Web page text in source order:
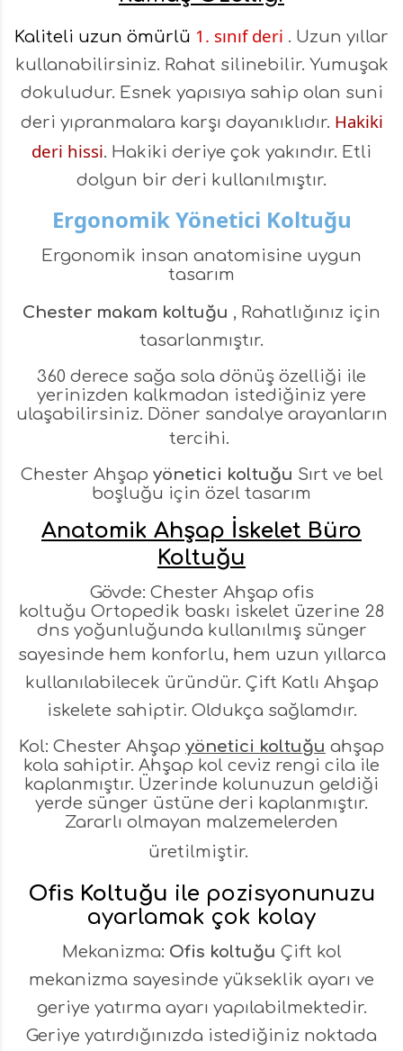
Kaliteli uzun ömürlü 1. sınıf deri . Uzun yıllar
kullanabilirsiniz. Rahat silinebilir. Yumuşak
dokuludur. Esnek yapısıya sahip olan suni
deri yıpranmalara karşı dayanıklıdır. Hakiki
deri hissi. Hakiki deriye çok yakındır. Etli
dolgun bir deri kullanılmıştır.
Ergonomik Yönetici Koltuğu
Ergonomik insan anatomisine uygun
tasarım
Chester makam koltuğu , Rahatlığınız için
tasarlanmıştır.
360 derece sağa sola dönüş özelliği ile
yerinizden kalkmadan istediğiniz yere
ulaşabilirsiniz. Döner sandalye arayanların
tercihi.
Chester Ahşap yönetici koltuğu Sırt ve bel
boşluğu için özel tasarım
Anatomik Ahşap İskelet Büro
Koltuğu
Gövde: Chester Ahşap ofis
koltuğu Ortopedik baskı iskelet üzerine 28
dns yoğunluğunda kullanılmış sünger
sayesinde hem konforlu, hem uzun yıllarca
kullanılabilecek üründür. Çift Katlı Ahşap
iskelete sahiptir. Oldukça sağlamdır.
Kol: Chester Ahşap yönetici koltuğu ahşap
kola sahiptir. Ahşap kol ceviz rengi cila ile
kaplanmıştır. Üzerinde kolunuzun geldiği
yerde sünger üstüne deri kaplanmıştır.
Zararlı olmayan malzemelerden
üretilmiştir.
Ofis Koltuğu ile pozisyonunuzu
ayarlamak çok kolay
Mekanizma: Ofis koltuğu Çift kol
mekanizma sayesinde yükseklik ayarı ve
geriye yatırma ayarı yapılabilmektedir.
Geriye yatırdığınızda istediğiniz noktada